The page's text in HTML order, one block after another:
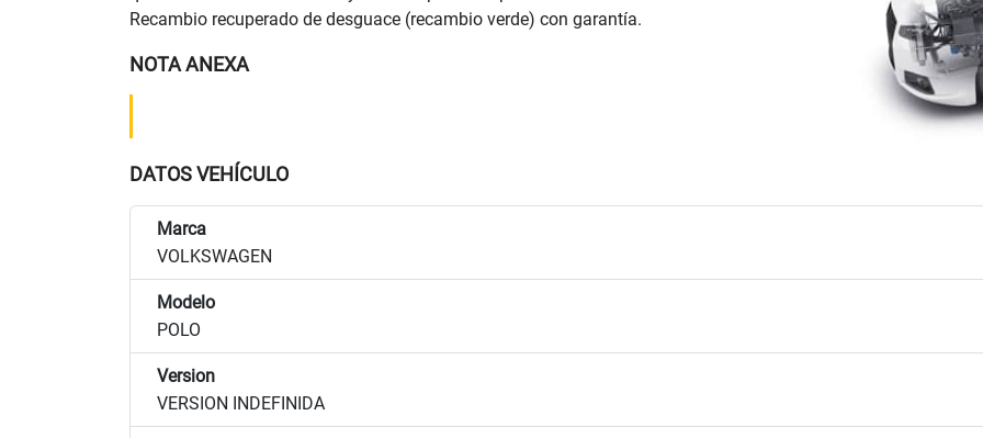
Recambio recuperado de desguace (recambio verde) con garantía.
NOTA ANEXA
DATOS VEHÍCULO
Marca
VOLKSWAGEN
Modelo
POLO
Version
VERSION INDEFINIDA